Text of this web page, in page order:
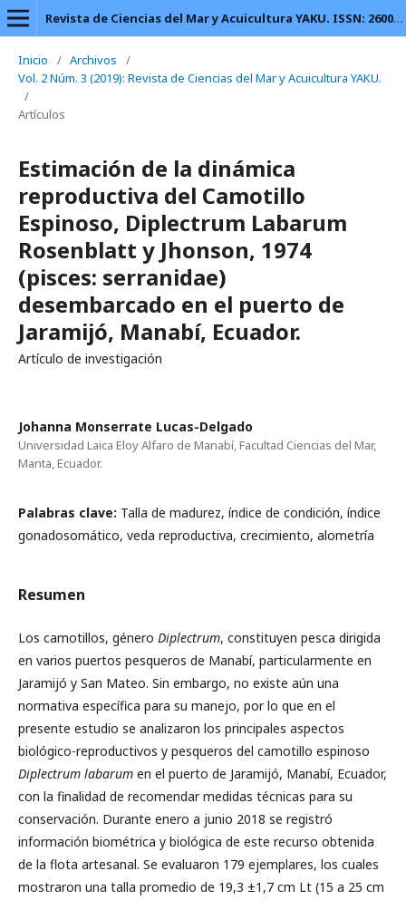
Revista de Ciencias del Mar y Acuicultura YAKU. ISSN: 2600-5824.
Inicio / Archivos
/
Vol. 2 Núm. 3 (2019): Revista de Ciencias del Mar y Acuicultura YAKU.
/
Artículos
Estimación de la dinámica
reproductiva del Camotillo
Espinoso, Diplectrum Labarum
Rosenblatt y Jhonson, 1974
(pisces: serranidae)
desembarcado en el puerto de
Jaramijó, Manabí, Ecuador.
Artículo de investigación
Johanna Monserrate Lucas-Delgado
Universidad Laica Eloy Alfaro de Manabí, Facultad Ciencias del Mar,
Manta, Ecuador.
Palabras clave: Talla de madurez, índice de condición, índice
gonadosomático, veda reproductiva, crecimiento, alometría
Resumen
Los camotillos, género Diplectrum, constituyen pesca dirigida
en varios puertos pesqueros de Manabí, particularmente en
Jaramijó y San Mateo. Sin embargo, no existe aún una
normativa específica para su manejo, por lo que en el
presente estudio se analizaron los principales aspectos
biológico-reproductivos y pesqueros del camotillo espinoso
Diplectrum labarum en el puerto de Jaramijó, Manabí, Ecuador,
con la finalidad de recomendar medidas técnicas para su
conservación. Durante enero a junio 2018 se registró
información biométrica y biológica de este recurso obtenida
de la flota artesanal. Se evaluaron 179 ejemplares, los cuales
mostraron una talla promedio de 19,3 ±1,7 cm Lt (15 a 25 cm